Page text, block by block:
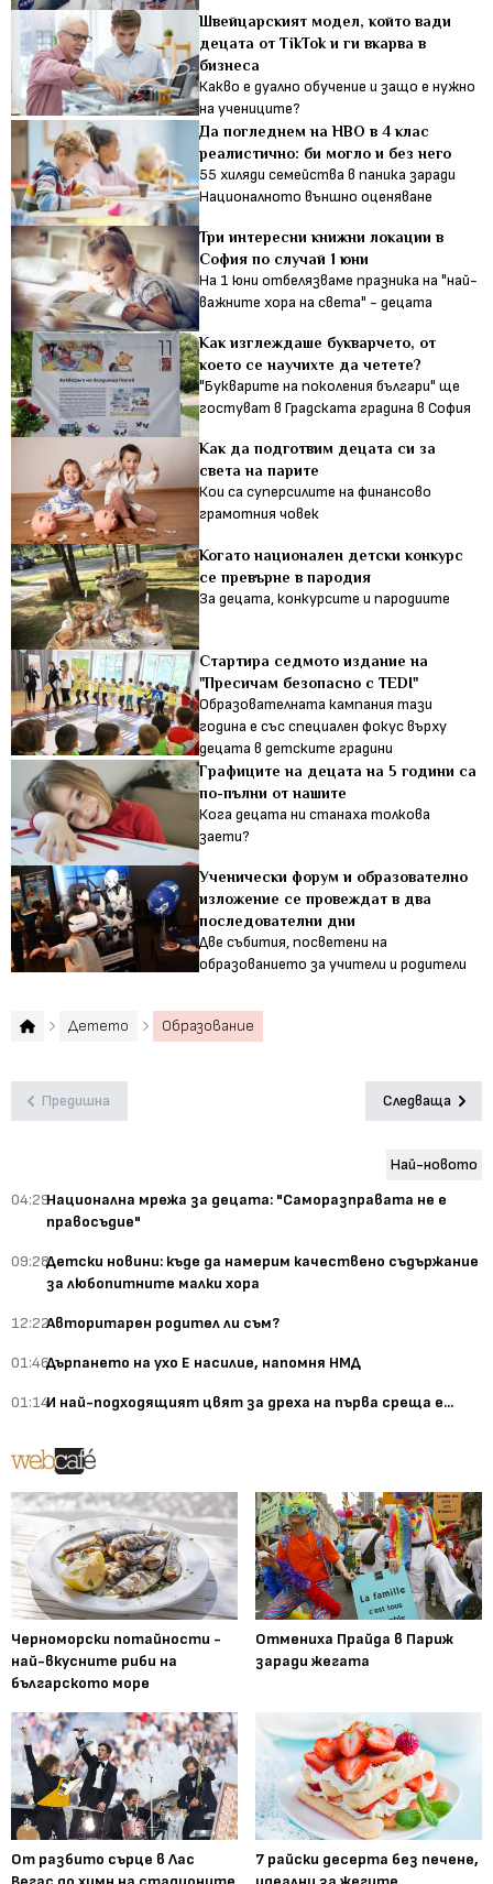
Швейцарският модел, който вади
децата от TikTok и ги вкарва в
бизнеса
Какво е дуално обучение и защо е нужно
на учениците?
Да погледнем на НВО в 4 клас
реалистично: би могло и без него
55 хиляди семейства в паника заради
Националното външно оценяване
Три интересни книжни локации в
София по случай 1 юни
На 1 юни отбелязваме празника на "най-
важните хора на света" - децата
Как изглеждаше букварчето, от
което се научихте да четете?
"Букварите на поколения българи" ще
гостуват в Градската градина в София
Как да подготвим децата си за
света на парите
Кои са суперсилите на финансово
грамотния човек
Когато национален детски конкурс
се превърне в пародия
За децата, конкурсите и пародиите
Стартира седмото издание на
"Пресичам безопасно с TEDI"
Образователната кампания тази
година е със специален фокус върху
децата в детските градини
Графиците на децата на 5 години са
по-пълни от нашите
Кога децата ни станаха толкова
заети?
Ученически форум и образователно
изложение се провеждат в два
последователни дни
Две събития, посветени на
образованието за учители и родители
Детето Образование
Предишна Следваща
Най-новото
04:29Национална мрежа за децата: "Саморазправата не е
правосъдие"
09:28Детски новини: къде да намерим качествено съдържание
за любопитните малки хора
12:22Авторитарен родител ли съм?
01:46Дърпането на ухо Е насилие, напомня НМД
01:14И най-подходящият цвят за дреха на първа среща е...
Черноморски потайности -
най-вкусните риби на
българското море
Отмениха Прайда в Париж
заради жегата
От разбито сърце в Лас
7 райски десерта без печене,